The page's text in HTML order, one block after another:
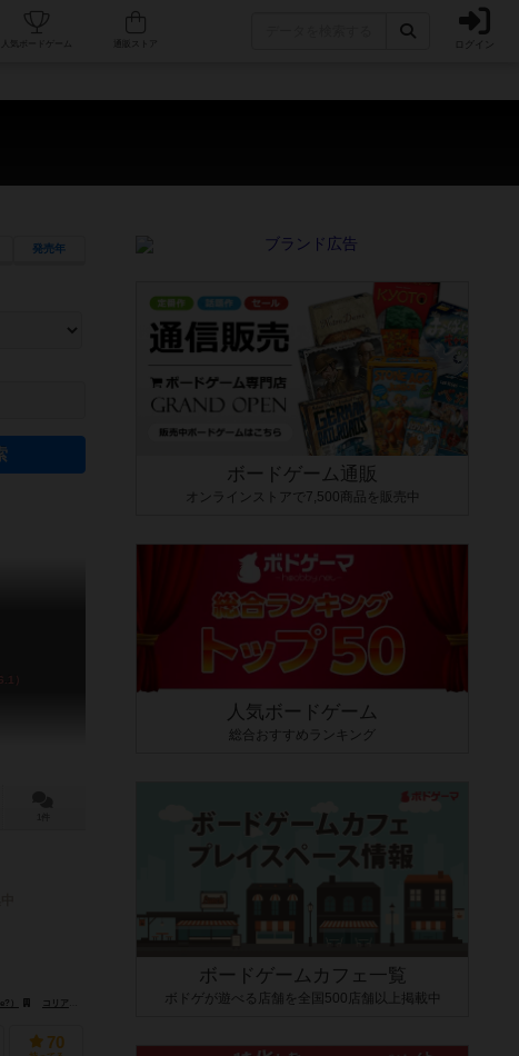
人気ボードゲーム ログイン
発売年
ます。マニュアルを読む時間や参加者へのルール説明時間は含まれていないため、初めて
きるよう、中世ファンタジー・クッキング・海賊同士の対決など、ゲームコンセプトを絞
主にボードゲームに慣れている方向けの絞込機能です。例えば「ダイスロール」はランダ
6.1
） コリア・ボードゲームズ（Korea Boardgames）
70
ボードゲーム通販
オンラインストアで7,500商品を販売中
人気ボードゲーム
総合おすすめランキング
ボードゲームカフェ一覧
ボドゲが遊べる店舗を全国500店舗以上掲載中